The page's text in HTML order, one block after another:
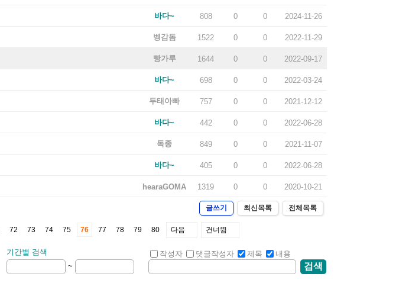
바다~ 808 0 0 2024-11-26
벵감돔 1522 0 0 2022-11-29
빵가루 1644 0 0 2022-09-17
바다~ 698 0 0 2022-03-24
두태아빠 757 0 0 2021-12-12
바다~ 442 0 0 2022-06-28
독종 849 0 0 2021-11-07
바다~ 405 0 0 2022-06-28
hearaGOMA 1319 0 0 2020-10-21
글쓰기 최신목록 전체목록
72 73 74 75 76 77 78 79 80 다음 건너뜀
기간별 검색
~
작성자 댓글작성자 제목 내용
검색